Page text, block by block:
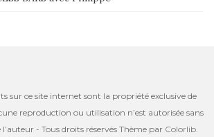
sur ce site internet sont la propriété exclusive de
reproduction ou utilisation n’est autorisée sans
l’auteur - Tous droits réservés Thème par Colorlib.